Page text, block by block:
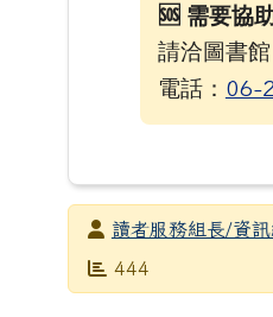
🆘 需要協
請洽圖書館
電話： 06-
發布者讀者服務組長/資
發布日期
瀏覽次數
444